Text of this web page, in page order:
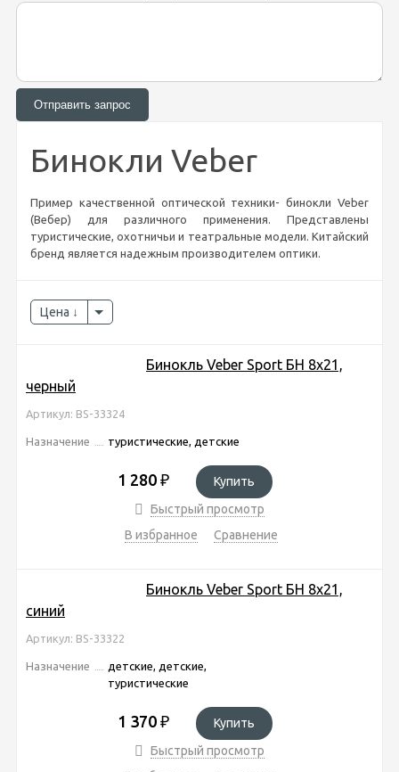
Бинокли Veber
Пример качественной оптической техники- бинокли Veber
(Вебер) для различного применения. Представлены
туристические, охотничьи и театральные модели. Китайский
бренд является надежным производителем оптики.
Цена
Бинокль Veber Sport БН 8x21,
черный
Артикул: BS-33324
Назначение туристические, детские
1 280 ₽
Купить
Быстрый просмотр
В избранное
Сравнение
Бинокль Veber Sport БН 8х21,
синий
Артикул: BS-33322
Назначение
детские, детские,
туристические
1 370 ₽
Купить
Быстрый просмотр